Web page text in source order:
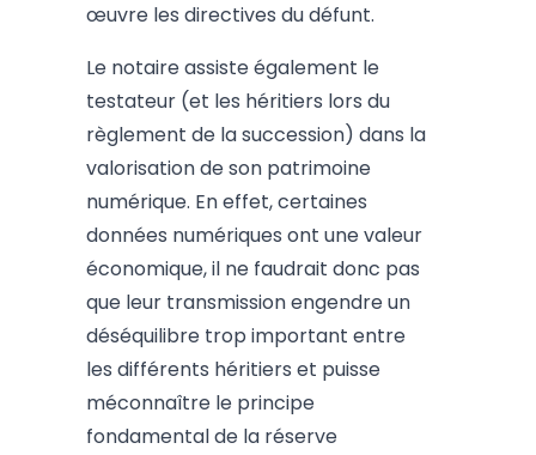
œuvre les directives du défunt.
Le notaire assiste également le
testateur (et les héritiers lors du
règlement de la succession) dans la
valorisation de son patrimoine
numérique. En effet, certaines
données numériques ont une valeur
économique, il ne faudrait donc pas
que leur transmission engendre un
déséquilibre trop important entre
les différents héritiers et puisse
méconnaître le principe
fondamental de la réserve